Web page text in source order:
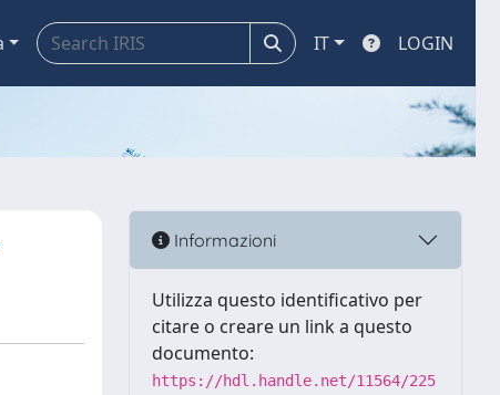
IT LOGIN
Informazioni
Utilizza questo identificativo per
citare o creare un link a questo
documento:
https://hdl.handle.net/11564/225